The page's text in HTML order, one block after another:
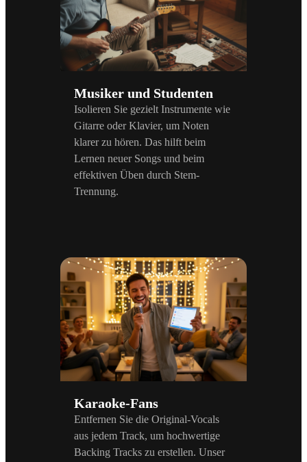
Musiker und Studenten
Isolieren Sie gezielt Instrumente wie
Gitarre oder Klavier, um Noten
klarer zu hören. Das hilft beim
Lernen neuer Songs und beim
effektiven Üben durch Stem-
Trennung.
Karaoke-Fans
Entfernen Sie die Original-Vocals
aus jedem Track, um hochwertige
Backing Tracks zu erstellen. Unser